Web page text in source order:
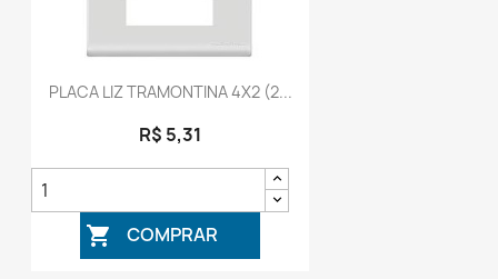
PLACA LIZ TRAMONTINA 4X2 (2...
R$ 5,31
 COMPRAR